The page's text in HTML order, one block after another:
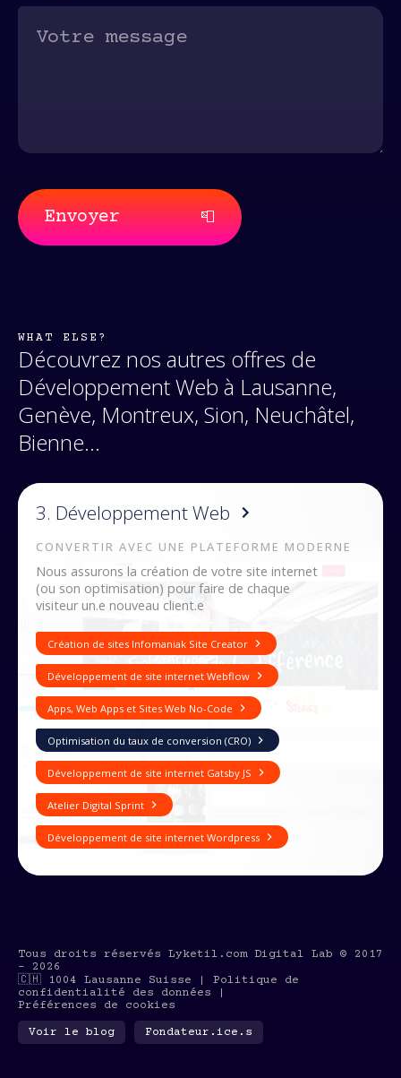
Envoyer 📮
WHAT ELSE?
Découvrez nos autres offres de
Développement Web à Lausanne,
Genève, Montreux, Sion, Neuchâtel,
Bienne...
3. Développement Web
CONVERTIR AVEC UNE PLATEFORME MODERNE
Nous assurons la création de votre site internet
(ou son optimisation) pour faire de chaque
visiteur un.e nouveau client.e
Création de sites Infomaniak Site Creator
Développement de site internet Webflow
Apps, Web Apps et Sites Web No-Code
Optimisation du taux de conversion (CRO)
Développement de site internet Gatsby JS
Atelier Digital Sprint
Développement de site internet Wordpress
Tous droits réservés Lyketil.com Digital Lab © 2017
- 2026
🇨🇭 1004 Lausanne Suisse | Politique de
confidentialité des données
Préférences de cookies
Voir le blog Fondateur.ice.s